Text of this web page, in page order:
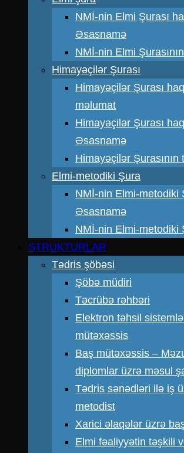
NMİ-nin Elmi Şurası
Əsasnamə
NMİ-nin Elmi
Himayəçilər Şurası
Himayəçilər Şurası
məlumat
Himayəçilər Şurası
Əsasnamə
Himayəçilər Şurasının
Elmi-metodiki Şura
NMİ-nin Elmi-metodiki
Əsasnamə
NMİ-nin Elmi-metodiki
STRUKTURLAR
Tədris şöbəsi
Şöbə müdiri
Təcrübə rəhbəri
Elektron təhsil
mütəxəssis
Baş mütəxəssis –
diplomlar üzrə məsul
Tədris sənədləri ilə iş
metodist
Xarici əlaqələr üzrə
Elmi fəaliyyətin təşkili